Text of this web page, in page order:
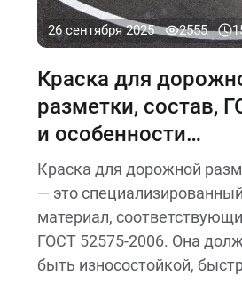
26 сентября 2025 2555
Краска для
разметки, состав,
и особенности
применения
Краска для дорожной
— это специализированный
материал,
ГОСТ 52575-2006. Она
быть износостойкой,